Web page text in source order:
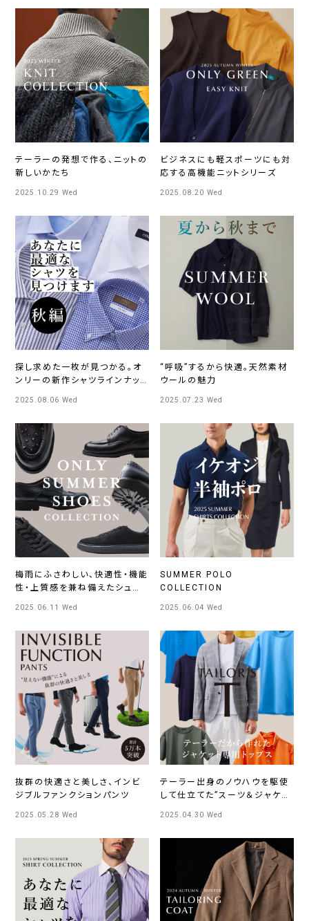
テーラーの発想で作る、ニットの
新しいかたち
2025.10.29 Wed
ビジネスにも軽スポーツにも対
応する高機能ニットシリーズ
2025.08.20 Wed
探し求めた一枚が見つかる。オ
ンリーの新作シャツラインナッ
2025.08.06 Wed
“呼吸”するから快適。天然素材
ウールの魅力
2025.07.23 Wed
梅雨にふさわしい、快適性・機能
性・上質感を兼ね備えたシュー
2025.06.11 Wed
SUMMER POLO
COLLECTION
2025.06.04 Wed
抜群の快適さと美しさ、インビ
ジブルファンクションパンツ
2025.05.28 Wed
テーラー出身のノウハウを駆使
して仕立てた”スーツ＆ジャケッ
2025.04.30 Wed